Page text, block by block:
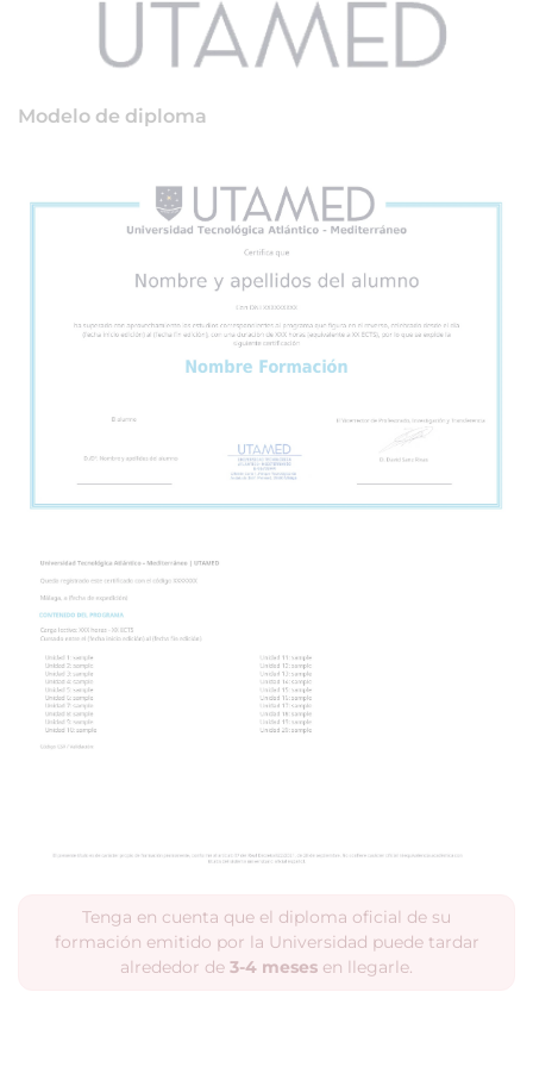
Modelo de diploma
Tenga en cuenta que el diploma oficial de su
formación emitido por la Universidad puede tardar
alrededor de 3-4 meses en llegarle.